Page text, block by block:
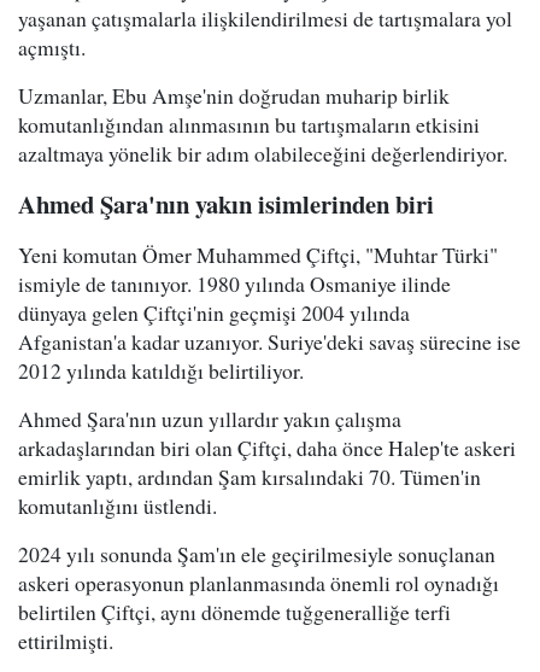
yaşanan çatışmalarla ilişkilendirilmesi de tartışmalara yol
açmıştı.
Uzmanlar, Ebu Amşe'nin doğrudan muharip birlik
komutanlığından alınmasının bu tartışmaların etkisini
azaltmaya yönelik bir adım olabileceğini değerlendiriyor.
Ahmed Şara'nın yakın isimlerinden biri
Yeni komutan Ömer Muhammed Çiftçi, "Muhtar Türki"
ismiyle de tanınıyor. 1980 yılında Osmaniye ilinde
dünyaya gelen Çiftçi'nin geçmişi 2004 yılında
Afganistan'a kadar uzanıyor. Suriye'deki savaş sürecine ise
2012 yılında katıldığı belirtiliyor.
Ahmed Şara'nın uzun yıllardır yakın çalışma
arkadaşlarından biri olan Çiftçi, daha önce Halep'te askeri
emirlik yaptı, ardından Şam kırsalındaki 70. Tümen'in
komutanlığını üstlendi.
2024 yılı sonunda Şam'ın ele geçirilmesiyle sonuçlanan
askeri operasyonun planlanmasında önemli rol oynadığı
belirtilen Çiftçi, aynı dönemde tuğgeneralliğe terfi
ettirilmişti.